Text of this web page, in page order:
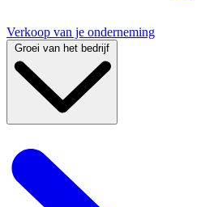
Verkoop van je onderneming
Groei van het bedrijf